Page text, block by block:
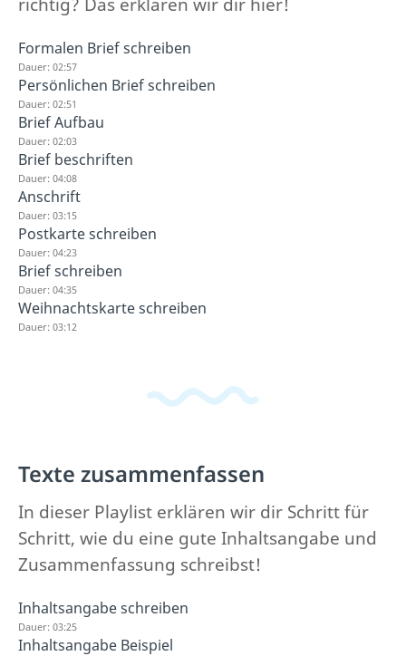
Formalen Brief schreiben
Dauer: 02:57
Persönlichen Brief schreiben
Dauer: 02:51
Brief Aufbau
Dauer: 02:03
Brief beschriften
Dauer: 04:08
Anschrift
Dauer: 03:15
Postkarte schreiben
Dauer: 04:23
Brief schreiben
Dauer: 04:35
Weihnachtskarte schreiben
Dauer: 03:12
Texte zusammenfassen
In dieser Playlist erklären wir dir Schritt für
Schritt, wie du eine gute Inhaltsangabe und
Zusammenfassung schreibst!
Inhaltsangabe schreiben
Dauer: 03:25
Inhaltsangabe Beispiel